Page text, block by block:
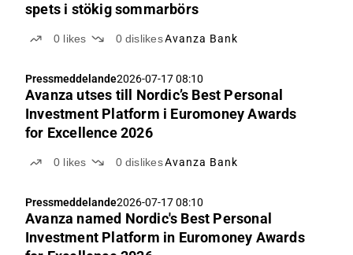
spets i stökig sommarbörs
0 likes 0 dislikesAvanza Bank
Pressmeddelande2026-07-17 08:10
Avanza utses till Nordic’s Best Personal
Investment Platform i Euromoney Awards
for Excellence 2026
0 likes 0 dislikesAvanza Bank
Pressmeddelande2026-07-17 08:10
Avanza named Nordic's Best Personal
Investment Platform in Euromoney Awards